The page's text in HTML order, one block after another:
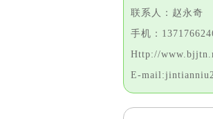
联系人：赵
手机：
Http://
E-